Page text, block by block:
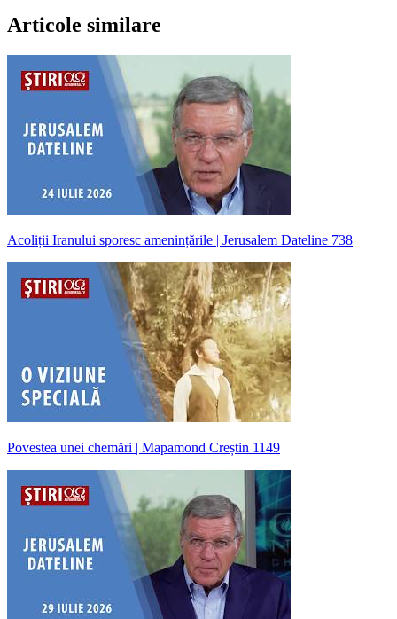
Articole similare
Acoliții Iranului sporesc amenințările | Jerusalem Dateline 738
Povestea unei chemări | Mapamond Creștin 1149